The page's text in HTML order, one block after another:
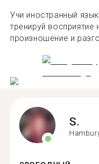
Учи иностранный
тренируй
произношение и
S.